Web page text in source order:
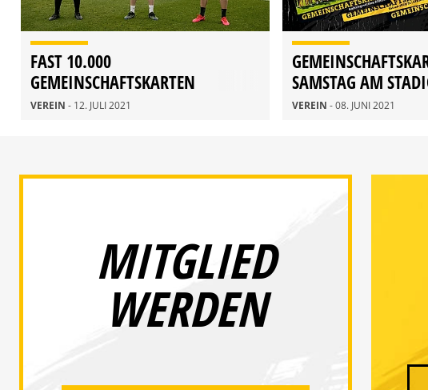
FAST 10.000
GEMEINSCHAFTSKARTEN
BRINGEN RUND 189.000 EURO
VEREIN - 12. JULI 2021
SAMSTAG AM
ERHÄLTLICH
VEREIN - 08. JUNI 2021
MITGLIED
WERDEN